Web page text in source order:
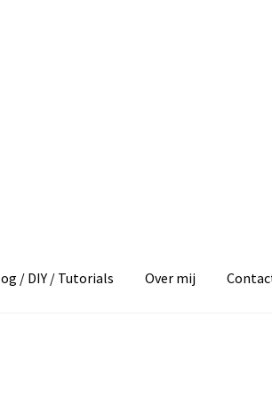
/ DIY / Tutorials Over mij